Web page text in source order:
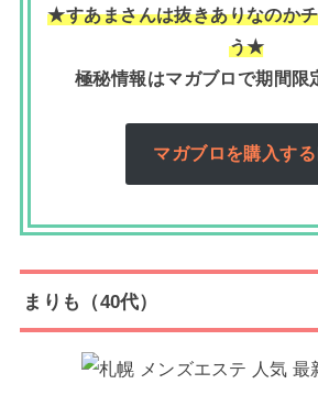
★すあまさんは抜きありなのか
う★
極秘情報はマガブロで期間限
マガブロを購入する
まりも（40代）